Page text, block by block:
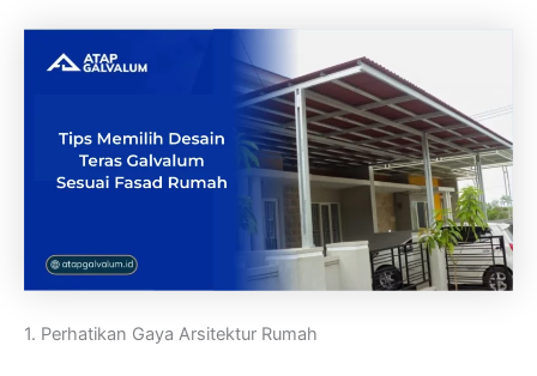
1. Perhatikan Gaya Arsitektur Rumah